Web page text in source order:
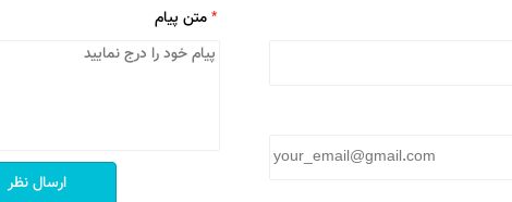
*متن پیام
ارسال نظر